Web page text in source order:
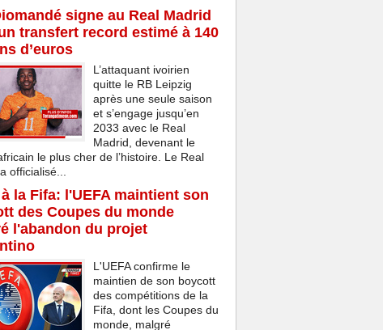
signe au Real Madrid
transfert record estimé à 140
d’euros
L’attaquant ivoirien
quitte le RB Leipzig
après une seule saison
et s’engage jusqu’en
2033 avec le Real
Madrid, devenant le
le plus cher de l’histoire. Le Real
officialisé...
la Fifa: l'UEFA maintient son
des Coupes du monde
l'abandon du projet
L'UEFA confirme le
maintien de son boycott
des compétitions de la
Fifa, dont les Coupes du
monde, malgré